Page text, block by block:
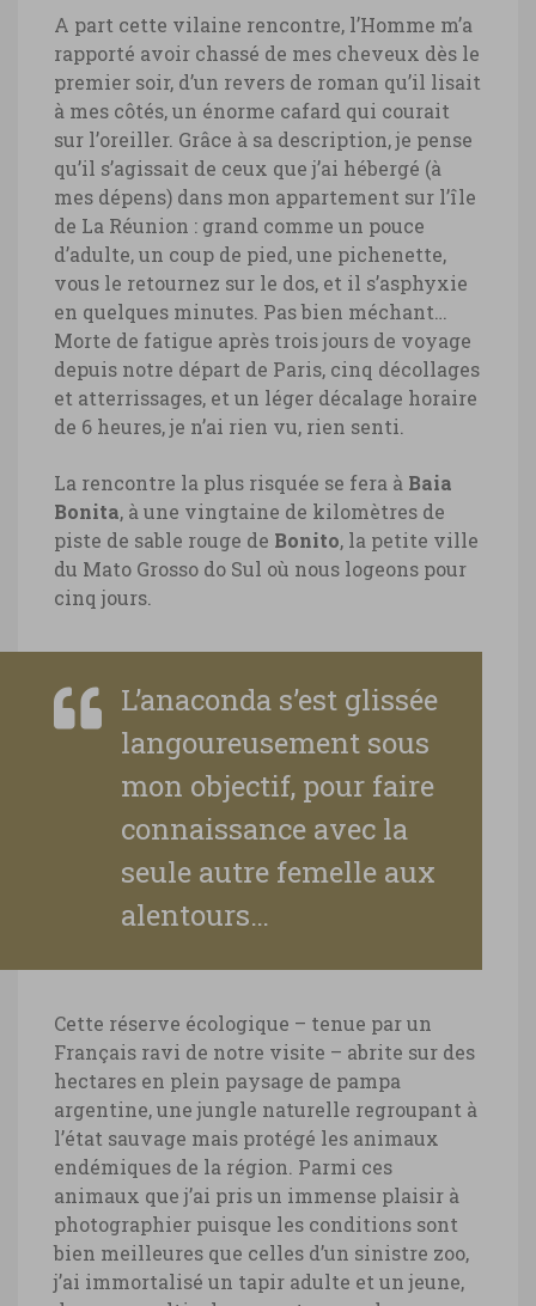
A part cette vilaine rencontre, l’Homme m’a
rapporté avoir chassé de mes cheveux dès le
premier soir, d’un revers de roman qu’il lisait
à mes côtés, un énorme cafard qui courait
sur l’oreiller. Grâce à sa description, je pense
qu’il s’agissait de ceux que j’ai hébergé (à
mes dépens) dans mon appartement sur l’île
de La Réunion : grand comme un pouce
d’adulte, un coup de pied, une pichenette,
vous le retournez sur le dos, et il s’asphyxie
en quelques minutes. Pas bien méchant…
Morte de fatigue après trois jours de voyage
depuis notre départ de Paris, cinq décollages
et atterrissages, et un léger décalage horaire
de 6 heures, je n’ai rien vu, rien senti.
La rencontre la plus risquée se fera à Baia
Bonita, à une vingtaine de kilomètres de
piste de sable rouge de Bonito, la petite ville
du Mato Grosso do Sul où nous logeons pour
cinq jours.
L’anaconda s’est glissée
langoureusement sous
mon objectif, pour faire
connaissance avec la
seule autre femelle aux
alentours…
Cette réserve écologique – tenue par un
Français ravi de notre visite – abrite sur des
hectares en plein paysage de pampa
argentine, une jungle naturelle regroupant à
l’état sauvage mais protégé les animaux
endémiques de la région. Parmi ces
animaux que j’ai pris un immense plaisir à
photographier puisque les conditions sont
bien meilleures que celles d’un sinistre zoo,
j’ai immortalisé un tapir adulte et un jeune,